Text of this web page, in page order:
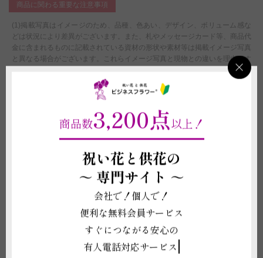
商品に関わる重要な注意事項
(1)掲載写真はイメージのため、品種、色あい、デザイン、ボリューム感な
どは状況により差異がございます。また、札やメッセージカード等、商品代
金に含まれるものに記載されている資材の形状や素材等は掲載イメージ写真
と異なる場合がございます。これらイメージ写真と現物との違いを理由とす
る返品、返金、交換、その他の請求などには応じかねますので予めご了承く
(2)スタンドは、お届け先で台の上にお花を載せていただく必要がございま
(3)スタンドは、お届け先での処分が必要です。ご不要になった際は各自治
体のご案内に沿って破棄をしてください。
(4)受注制作（オーダー）のため、商品作成後の変更・取り消しを承ること
はご注文者様に全額負担いただきます。
配送に関わる重要な注意事項
(1)北海道・沖縄へのお届けは別途1,000円（税別）の追加送料オプションの
付帯購入が必要になります。お買い物カート内ご注文情報入力ページの＜商
品付帯サービス＞にて、追加送料オプションのご購入をお願いいたします。
購入をお忘れになれれた場合は、当店にて請求金額の追加変更をさせていた
商品数3,200点以上！
祝い花と供花の
～ 専門サイト ～
会社で！個人で！
便利な無料会員サービス
すぐにつながる安心の
有人電話対応サービス